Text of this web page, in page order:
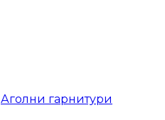
Аголни гарнитури